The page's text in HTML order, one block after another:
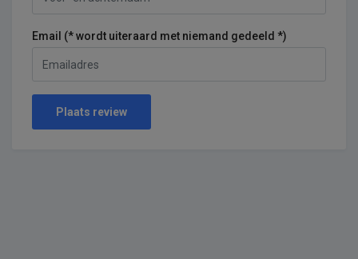
Email (* wordt uiteraard met niemand gedeeld *)
Plaats review